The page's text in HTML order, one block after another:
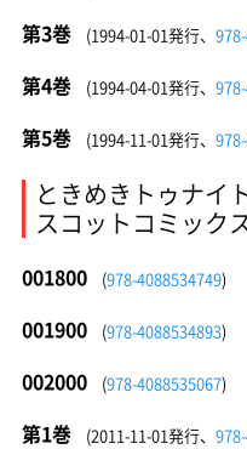
第3巻 (1994-01-01発行、
第4巻 (1994-04-01発行、
第5巻 (1994-11-01発行、
ときめきトゥナイ
スコットコミックス
001800 (978-4088534749)
001900 (978-4088534893)
002000 (978-4088535067)
第1巻 (2011-11-01発行、